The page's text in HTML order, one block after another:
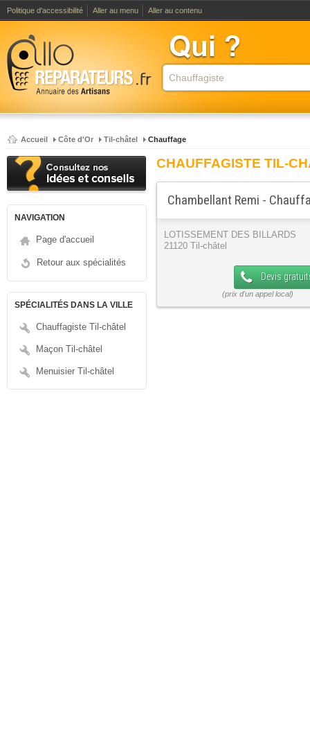
Politique d'accessibilité Aller au menu Aller au contenu
Accueil Côte d'Or Til-châtel Chauffage
NAVIGATION
Page d'accueil
Retour aux spécialités
SPÉCIALITÉS DANS LA VILLE
Chauffagiste Til-châtel
Maçon Til-châtel
Menuisier Til-châtel
CHAUFFAGISTE TIL-
Chambellant Remi -
LOTISSEMENT DES BILLARDS
21120 Til-châtel
Devis